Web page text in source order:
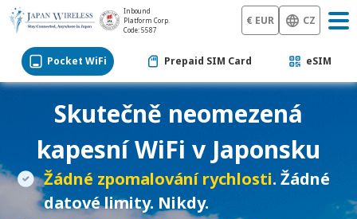
Inbound
Platform Corp.
Code: 5587
€ EUR CZ
Pocket WiFi Prepaid SIM Card eSIM
Skutečně neomezená
kapesní WiFi v Japonsku
Žádné zpomalování rychlosti. Žádné
datové limity. Nikdy.